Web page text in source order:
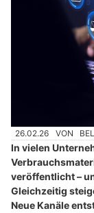
26.02.26 VON
In vielen
veröffentlicht –
Gleichzeitig
Neue Kanäle